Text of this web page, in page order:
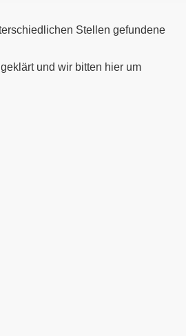
Stellen gefundene
und wir bitten hier um